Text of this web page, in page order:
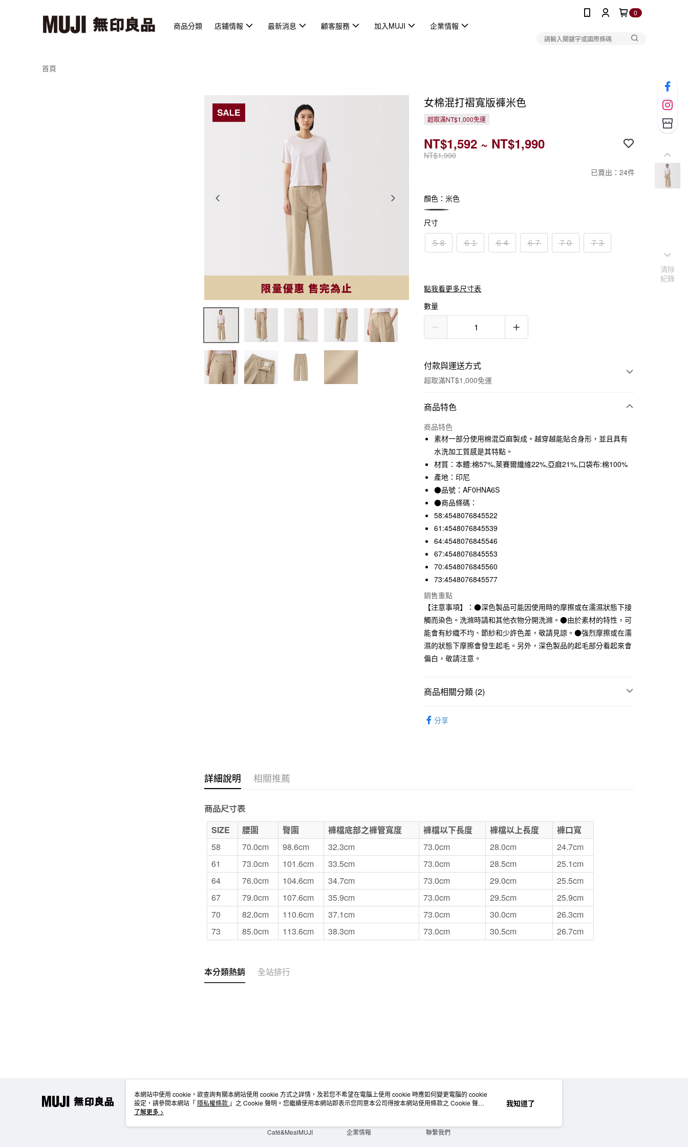
0
商品分類 店鋪情報 最新消息 顧客服務 加入MUJI 企業情報
首頁
女棉混打褶寬版褲米色
超取滿NT$1,000免運
NT$1,990
NT$1,592 ~ NT$1,990
已賣出：24件
顏色：米色
尺寸
５８
６１ ６４ ６７ ７０ ７３
點我看更多尺寸表
數量
付款與運送方式
超取滿NT$1,000免運
付款方式
信用卡一次付款
信用卡分期付款
3 期 0 利率 每期 NT$530 21家銀行
合作金庫商業銀行
華南商業銀行
上海商業儲蓄銀行
國泰世華商業銀行
臺灣中小企業銀行
匯豐（台灣）商業銀行
聯邦商業銀行
元大商業銀行
玉山商業銀行
台灣樂天信用卡公司
超商取貨付款
LINE Pay
Apple Pay
街口支付
悠遊付
全家取貨付款
每筆NT$65，滿NT$1,000(含以上)免運費
付款後全家取貨
每筆NT$65，滿NT$1,000(含以上)免運費
每筆NT$65，滿NT$1,000(含以上)免運費
每筆NT$65，滿NT$1,000(含以上)免運費
商品特色
商品特色
素材一部分使用棉混亞麻製成。越穿越能貼合身形，並且具有
水洗加工質感是其特點。
材質：本體:棉57%,萊賽爾纖維22%,亞麻21%,口袋布:棉100%
產地：印尼
●品號：AF0HNA6S
●商品條碼：
58:4548076845522
61:4548076845539
64:4548076845546
67:4548076845553
70:4548076845560
73:4548076845577
銷售重點
【注意事項】：●深色製品可能因使用時的摩擦或在濡濕狀態下接
觸而染色。洗滌時請和其他衣物分開洗滌。●由於素材的特性，可
能會有紗織不均、節紗和少許色差，敬請見諒。●強烈摩擦或在濡
濕的狀態下摩擦會發生起毛。另外，深色製品的起毛部分看起來會
偏白，敬請注意。
商品相關分類 (2)
分享
詳細說明 相關推薦
商品尺寸表
SIZE 腰圍 臀圍 褲檔底部之褲管寬度 褲檔以下長度 褲檔以上長度
褲口寬
58
70.0cm 98.6cm 32.3cm 73.0cm 28.0cm
24.7cm
61
73.0cm 101.6cm 33.5cm 73.0cm 28.5cm
25.1cm
64
76.0cm 104.6cm 34.7cm 73.0cm 29.0cm
25.5cm
67
79.0cm 107.6cm 35.9cm 73.0cm 29.5cm
25.9cm
70
82.0cm 110.6cm 37.1cm 73.0cm 30.0cm
26.3cm
73
85.0cm 113.6cm 38.3cm 73.0cm 30.5cm 26.7cm
本分類熱銷 全站排行
店舖情報
門市服務
Café&MealMUJI
空間改造企劃服務
大宗採購
企業情報
會員服務
人才招募
聯繫我們
清除
紀錄
本網站中使用 cookie，欲查詢有關本網站使用 cookie 方式之詳情，及若您不希望在電腦上使用 cookie 時應如何變更電腦的 cookie
設定，請參閱本網站「 隱私權條款 」之 Cookie 聲明。您繼續使用本網站即表示您同意本公司得按本網站使用條款之 Cookie 聲明
使用 cookie。
了解更多 >
我知道了